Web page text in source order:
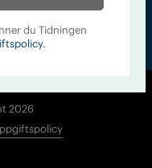
2026
du Tidningen